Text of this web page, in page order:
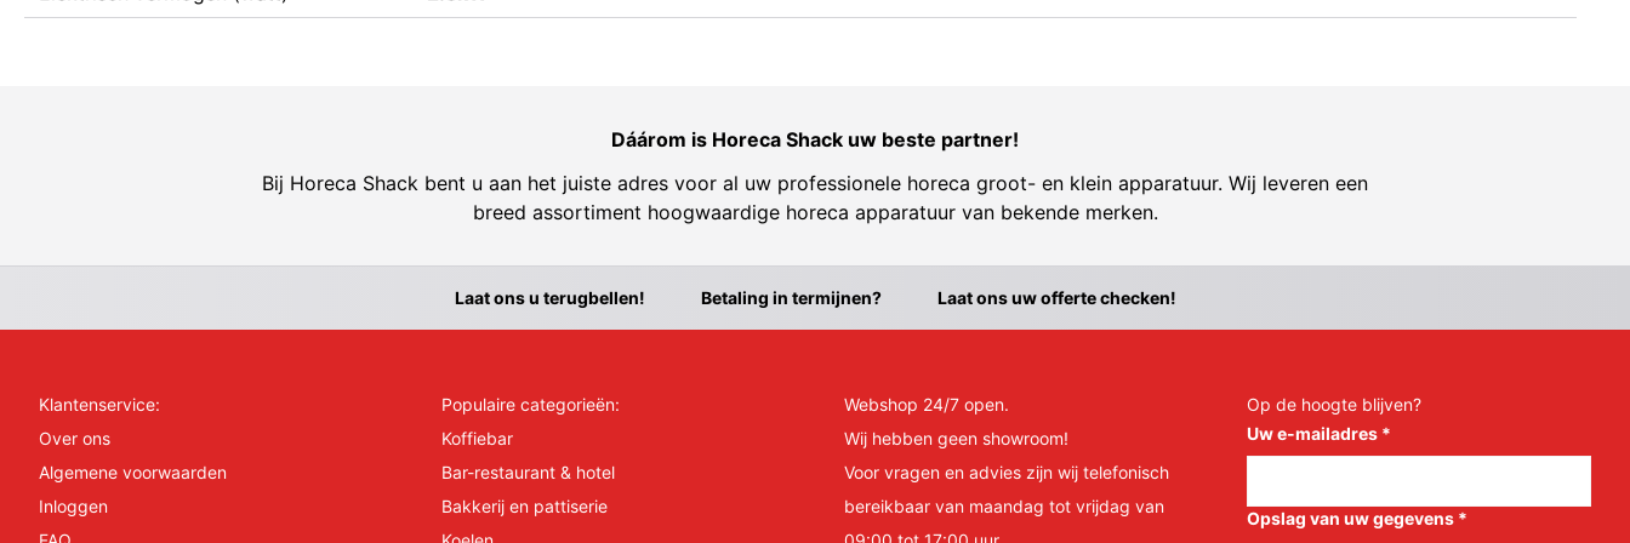
Dáárom is Horeca Shack uw beste partner!
Bij Horeca Shack bent u aan het juiste adres voor al uw professionele horeca groot- en klein apparatuur. Wij leveren een
breed assortiment hoogwaardige horeca apparatuur van bekende merken.
Laat ons u terugbellen! Betaling in termijnen? Laat ons uw offerte checken!
Klantenservice:
Over ons
Algemene voorwaarden
Inloggen
Populaire categorieën:
Koffiebar
Bar-restaurant & hotel
Bakkerij en pattiserie
Webshop 24/7 open.
Wij hebben geen showroom!
Voor vragen en advies zijn wij telefonisch
bereikbaar van maandag tot vrijdag van
Op de hoogte blijven?
Uw e-mailadres *
Opslag van uw gegevens *